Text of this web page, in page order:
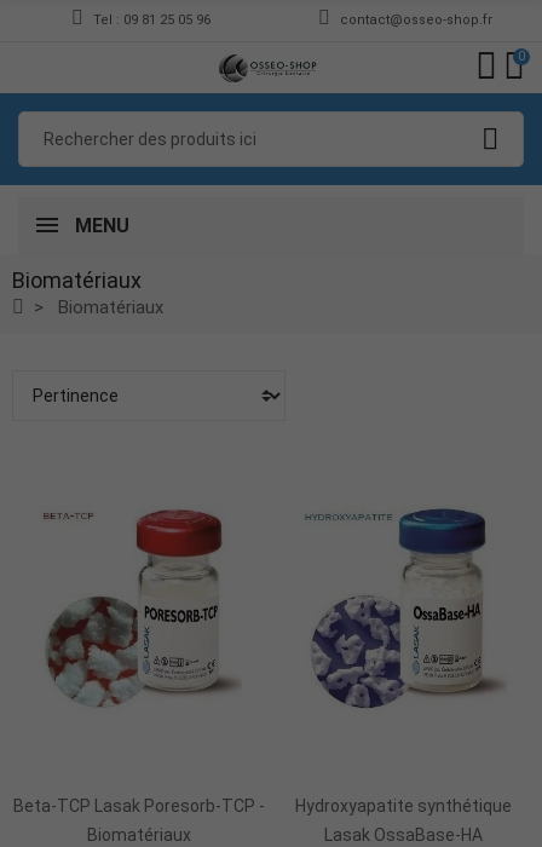
Tel : 09 81 25 05 96 contact@osseo-shop.fr
0
MENU
Biomatériaux
Biomatériaux
Beta-TCP Lasak Poresorb-TCP -
Biomatériaux
Hydroxyapatite synthétique
Lasak OssaBase-HA